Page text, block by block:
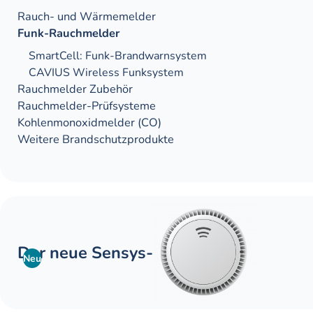
Rauch- und Wärme­­­melder
Funk-Rauchmelder
SmartCell: Funk-Brandwarnsystem
CAVIUS Wireless Funksystem
Rauchmelder Zubehör
Rauch­melder-Prüf­systeme
Kohlen­monoxid­melder (CO)
Weitere Brandschutz­produkte
Der neue Sensys-2
Neu